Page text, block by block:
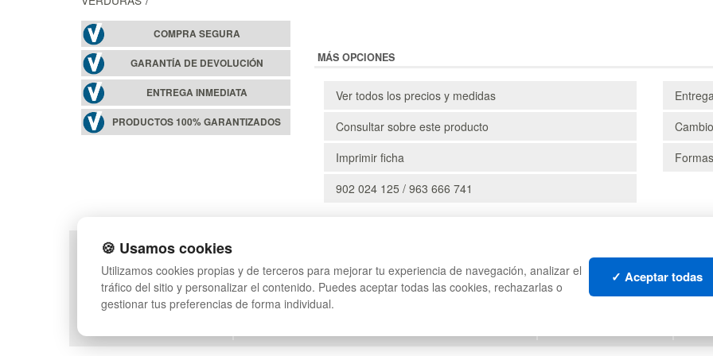
COMPRA SEGURA
GARANTÍA DE DEVOLUCIÓN
ENTREGA INMEDIATA
PRODUCTOS 100% GARANTIZADOS
MÁS OPCIONES
Ver todos los precios y medidas
Consultar sobre este producto
Imprimir ficha
902 024 125 / 963 666 741
POLÍTICA DE PRIVACIDAD
CONDICIONES DE USO
CAMBIOS Y DEVOLUCIONES
CONTACTO
PREGUNTAS FRECUENTES
INGRESA A TU CUENTA
ESTANTERÍAS
MANUTENCIÓN
🍪 Usamos cookies
Utilizamos cookies propias y de terceros para mejorar tu experiencia de navegación, analizar el
tráfico del sitio y personalizar el contenido. Puedes aceptar todas las cookies, rechazarlas o
gestionar tus preferencias de forma individual.
✓ Aceptar todas